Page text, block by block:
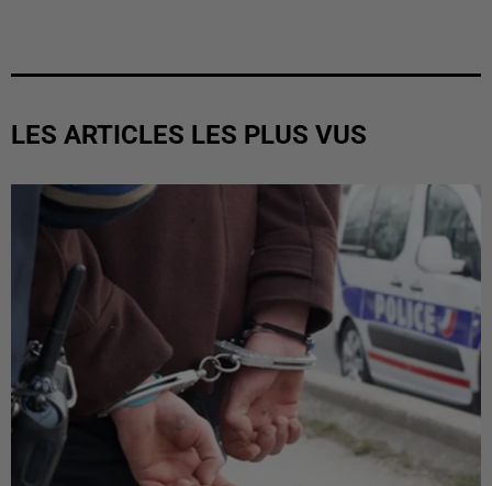
LES ARTICLES LES PLUS VUS